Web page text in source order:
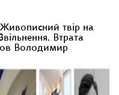
твір на
Втрата
Володимир